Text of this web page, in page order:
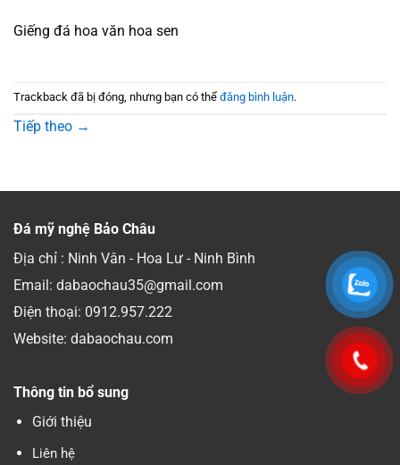
Giếng đá hoa văn hoa sen
Trackback đã bị đóng, nhưng bạn có thể đăng bình luận.
Tiếp theo →
Đá mỹ nghệ Bảo Châu
Địa chỉ : Ninh Vân - Hoa Lư - Ninh Bình
Email: dabaochau35@gmail.com
Điện thoại: 0912.957.222
Website: dabaochau.com
Thông tin bổ sung
Giới thiệu
Liên hệ